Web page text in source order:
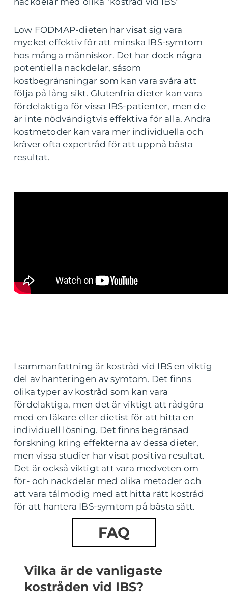
Low FODMAP-dieten har visat sig vara
mycket effektiv för att minska IBS-symtom
hos många människor. Det har dock några
potentiella nackdelar, såsom
kostbegränsningar som kan vara svåra att
följa på lång sikt. Glutenfria dieter kan vara
fördelaktiga för vissa IBS-patienter, men de
är inte nödvändigtvis effektiva för alla. Andra
kostmetoder kan vara mer individuella och
kräver ofta expertråd för att uppnå bästa
resultat.
I sammanfattning är kostråd vid IBS en viktig
del av hanteringen av symtom. Det finns
olika typer av kostråd som kan vara
fördelaktiga, men det är viktigt att rådgöra
med en läkare eller dietist för att hitta en
individuell lösning. Det finns begränsad
forskning kring effekterna av dessa dieter,
men vissa studier har visat positiva resultat.
Det är också viktigt att vara medveten om
för- och nackdelar med olika metoder och
att vara tålmodig med att hitta rätt kostråd
för att hantera IBS-symtom på bästa sätt.
FAQ
Vilka är de vanligaste
kostråden vid IBS?